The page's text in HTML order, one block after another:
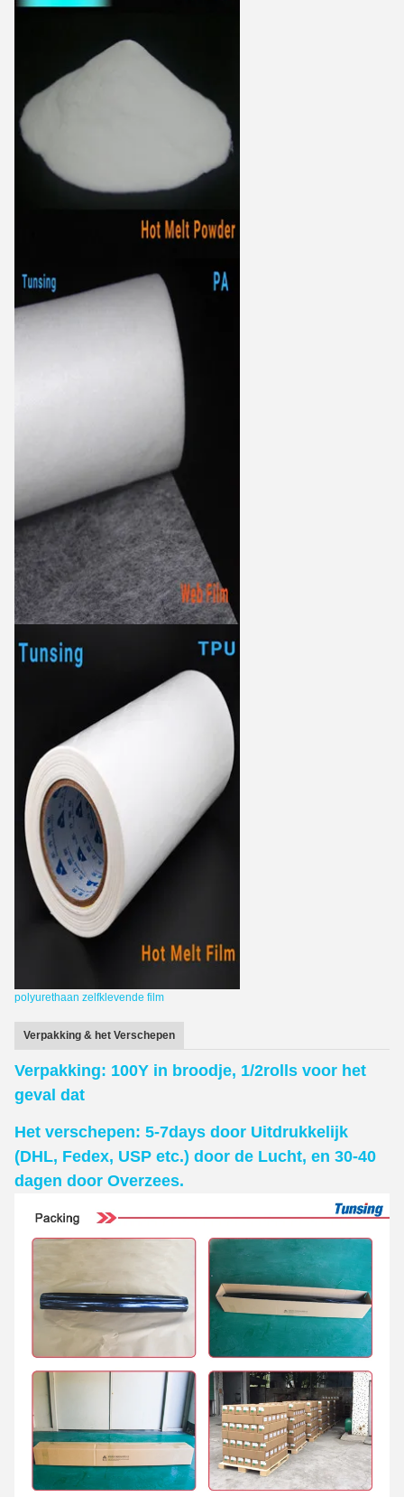
polyurethaan zelfklevende film
Verpakking & het Verschepen
Verpakking: 100Y in broodje, 1/2rolls voor het
geval dat
Het verschepen: 5-7days door Uitdrukkelijk
(DHL, Fedex, USP etc.) door de Lucht, en 30-40
dagen door Overzees.